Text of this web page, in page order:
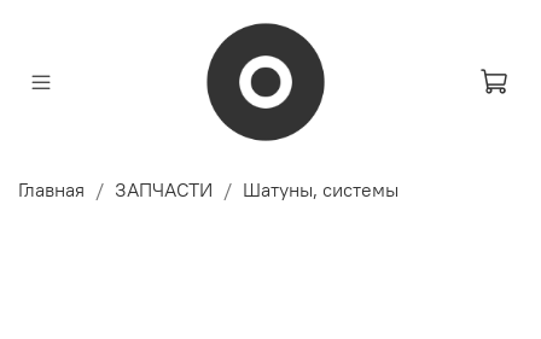
Главная ЗАПЧАСТИ Шатуны, системы